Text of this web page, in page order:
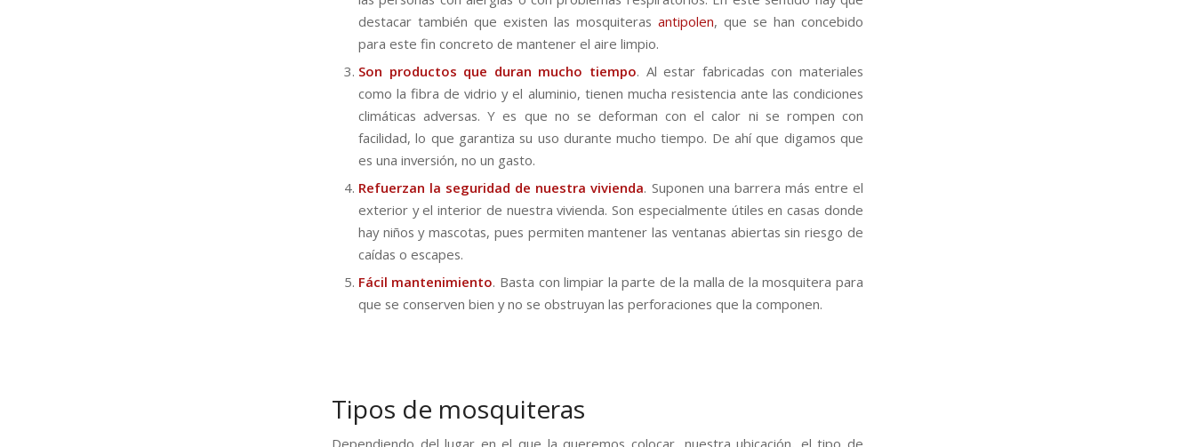
destacar también que existen las mosquiteras antipolen, que se han concebido
para este fin concreto de mantener el aire limpio.
Son productos que duran mucho tiempo. Al estar fabricadas con materiales
como la fibra de vidrio y el aluminio, tienen mucha resistencia ante las condiciones
climáticas adversas. Y es que no se deforman con el calor ni se rompen con
facilidad, lo que garantiza su uso durante mucho tiempo. De ahí que digamos que
es una inversión, no un gasto.
Refuerzan la seguridad de nuestra vivienda. Suponen una barrera más entre el
exterior y el interior de nuestra vivienda. Son especialmente útiles en casas donde
hay niños y mascotas, pues permiten mantener las ventanas abiertas sin riesgo de
caídas o escapes.
Fácil mantenimiento. Basta con limpiar la parte de la malla de la mosquitera para
que se conserven bien y no se obstruyan las perforaciones que la componen.
Tipos de mosquiteras